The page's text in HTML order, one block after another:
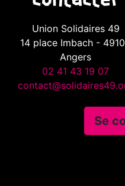
Union Solidaires 49
14 place Imbach -
Angers
02 41 43 19 07
Se